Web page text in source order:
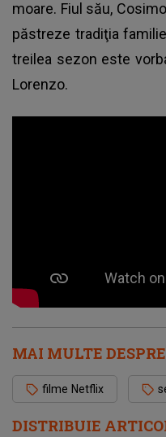
DISTRIBUIE
moare. Fiul său,
păstreze tradiţia
treilea sezon este
Lorenzo.
MAI MULTE
filme Netflix